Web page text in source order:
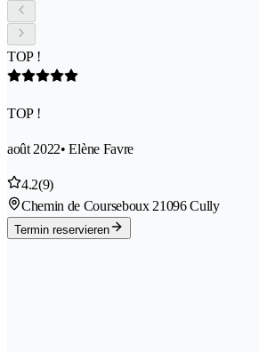
TOP !
TOP !
août 2022• Elène Favre
4.2(9)
Chemin de Courseboux 21096 Cully
Termin reservieren